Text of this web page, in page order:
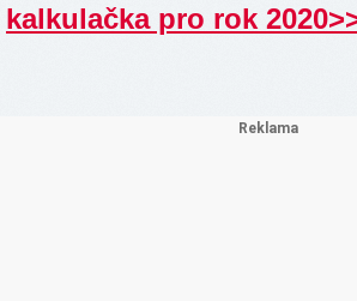
kalkulačka pro rok